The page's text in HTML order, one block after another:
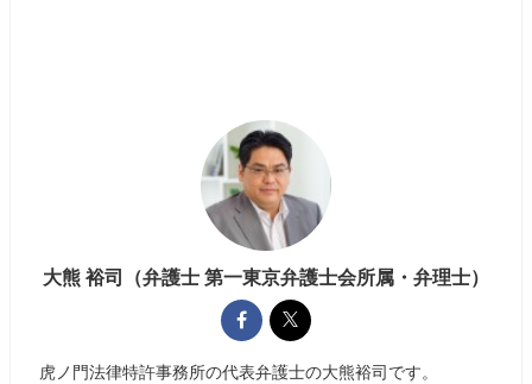
大熊 裕司（弁護士 第一東京弁護士会所属・弁理士）
虎ノ門法律特許事務所の代表弁護士の大熊裕司です。